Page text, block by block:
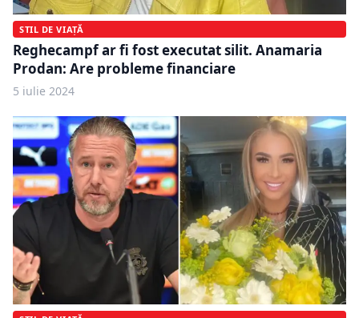
STIL DE VIAȚĂ
Reghecampf ar fi fost executat silit. Anamaria
Prodan: Are probleme financiare
5 iulie 2024